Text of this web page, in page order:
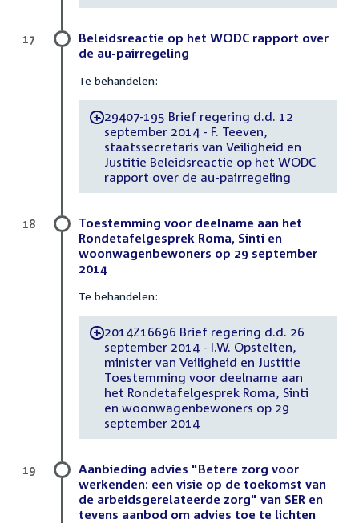
Beleidsreactie op het WODC rapport over
de au-pairregeling
Te behandelen:
-29407-195 Brief regering d.d. 12
september 2014 - F. Teeven,
staatssecretaris van Veiligheid en
Justitie Beleidsreactie op het WODC
rapport over de au-pairregeling
17
Toestemming voor deelname aan het
Rondetafelgesprek Roma, Sinti en
woonwagenbewoners op 29 september
2014
Te behandelen:
-2014Z16696 Brief regering d.d. 26
september 2014 - I.W. Opstelten,
minister van Veiligheid en Justitie
Toestemming voor deelname aan
het Rondetafelgesprek Roma, Sinti
en woonwagenbewoners op 29
september 2014
18
Aanbieding advies "Betere zorg voor
werkenden: een visie op de toekomst van
de arbeidsgerelateerde zorg" van SER en
tevens aanbod om advies toe te lichten
19